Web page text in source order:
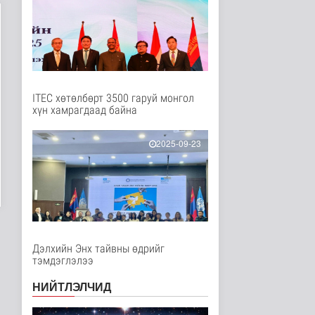
7 цаг 2 минутын өмнө
Ерөнхий сайд БНХАУ-
аас сар бүр 12-15
мянган тонн..
7 цаг 7 минутын өмнө
олговрын асуудлыг
хуулийн..
Нийгэм
7 цаг 10 минутын өмнө
Бамбай хоншоорт
могойд хатгуулахаас
сэрэмжлээрэй
9 цаг 18 минутын өмнө
эмнэлгийн салбарын
өрсөлдөх чадва..
Нийгэм
ITEC хөтөлбөрт 3500 гаруй монгол
хүн хамрагдаад байна
2025-09-23
Дэлхийн Энх тайвны өдрийг
тэмдэглэлээ
НИЙТЛЭЛЧИД